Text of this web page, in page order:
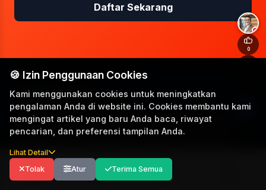
+
0
Daftar Sekarang
Rooma21 Blog
Portal Artikel properti terpercaya yang menyajikan
informasi akurat, mendalam, dan inspiratif untuk
membantu Anda dalam setiap keputusan properti.
PT. Daya Property Services
🍪 Izin Penggunaan Cookies
Kami menggunakan cookies untuk meningkatkan
pengalaman Anda di website ini. Cookies membantu kami
mengingat artikel yang baru Anda baca, riwayat
pencarian, dan preferensi tampilan Anda.
Lihat Detail
Tolak
Atur
Terima Semua
For You Koleksi